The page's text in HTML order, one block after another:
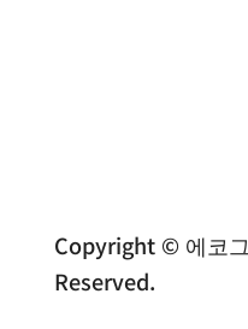
Copyright © 에코
Reserved.